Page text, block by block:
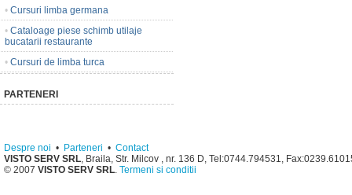
• Cursuri limba germana
• Cataloage piese schimb utilaje
bucatarii restaurante
• Cursuri de limba turca
PARTENERI
Despre noi • Parteneri • Contact
VISTO SERV SRL, Braila, Str. Milcov , nr. 136 D, Tel:0744.794531,
© 2007 VISTO SERV SRL. Termeni si conditii